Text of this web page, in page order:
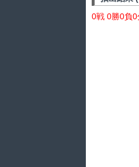
0戦 0勝0負